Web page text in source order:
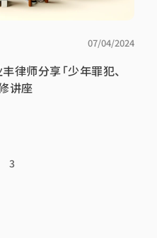
07/04/2024
律师分享「少年罪犯、
讲座
3